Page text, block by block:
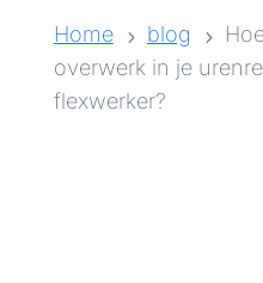
Home 5 blog 5
overwerk in je
flexwerker?